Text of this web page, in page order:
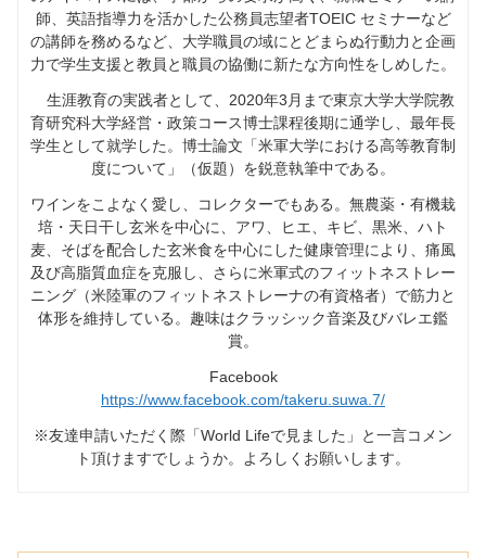
師、英語指導力を活かした公務員志望者TOEIC セミナーなど
の講師を務めるなど、大学職員の域にとどまらぬ行動力と企画
力で学生支援と教員と職員の協働に新たな方向性をしめした。
生涯教育の実践者として、2020年3月まで東京大学大学院教
育研究科大学経営・政策コース博士課程後期に通学し、最年長
学生として就学した。博士論文「米軍大学における高等教育制
度について」（仮題）を鋭意執筆中である。
ワインをこよなく愛し、コレクターでもある。無農薬・有機栽
培・天日干し玄米を中心に、アワ、ヒエ、キビ、黒米、ハト
麦、そばを配合した玄米食を中心にした健康管理により、痛風
及び高脂質血症を克服し、さらに米軍式のフィットネストレー
ニング（米陸軍のフィットネストレーナの有資格者）で筋力と
体形を維持している。趣味はクラッシック音楽及びバレエ鑑
賞。
Facebook
https://www.facebook.com/takeru.suwa.7/
※友達申請いただく際「World Lifeで見ました」と一言コメン
ト頂けますでしょうか。よろしくお願いします。